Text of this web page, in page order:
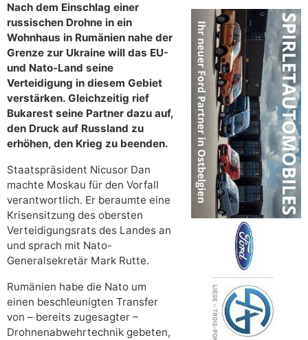
Nach dem Einschlag einer
russischen Drohne in ein
Wohnhaus in Rumänien nahe der
Grenze zur Ukraine will das EU-
und Nato-Land seine
Verteidigung in diesem Gebiet
verstärken. Gleichzeitig rief
Bukarest seine Partner dazu auf,
den Druck auf Russland zu
erhöhen, den Krieg zu beenden.
Staatspräsident Nicusor Dan
machte Moskau für den Vorfall
verantwortlich. Er beraumte eine
Krisensitzung des obersten
Verteidigungsrats des Landes an
und sprach mit Nato-
Generalsekretär Mark Rutte.
Rumänien habe die Nato um
einen beschleunigten Transfer
von – bereits zugesagter –
Drohnenabwehrtechnik gebeten,